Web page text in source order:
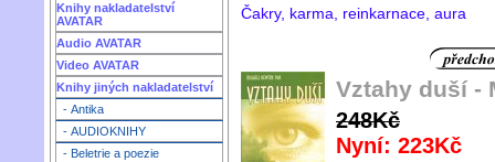
Knihy nakladatelství
AVATAR
Audio AVATAR
Video AVATAR
Knihy jiných nakladatelství
- Antika
- AUDIOKNIHY
- Beletrie a poezie
Čakry, karma, reinkarnace, aura
Vztahy duší -
248Kč
Nyní: 223Kč